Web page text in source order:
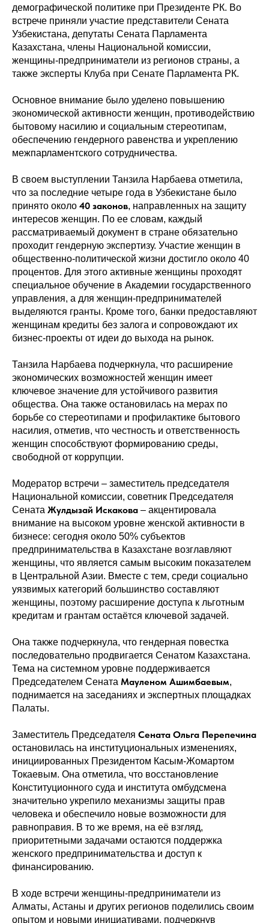
демографической политике при Президенте РК. Во
встрече приняли участие представители Сената
Узбекистана, депутаты Сената Парламента
Казахстана, члены Национальной комиссии,
женщины-предприниматели из регионов страны, а
также эксперты Клуба при Сенате Парламента РК.
Основное внимание было уделено повышению
экономической активности женщин, противодействию
бытовому насилию и социальным стереотипам,
обеспечению гендерного равенства и укреплению
межпарламентского сотрудничества.
В своем выступлении Танзила Нарбаева отметила,
что за последние четыре года в Узбекистане было
принято около 40 законов, направленных на защиту
интересов женщин. По ее словам, каждый
рассматриваемый документ в стране обязательно
проходит гендерную экспертизу. Участие женщин в
общественно-политической жизни достигло около 40
процентов. Для этого активные женщины проходят
специальное обучение в Академии государственного
управления, а для женщин-предпринимателей
выделяются гранты. Кроме того, банки предоставляют
женщинам кредиты без залога и сопровождают их
бизнес-проекты от идеи до выхода на рынок.
Танзила Нарбаева подчеркнула, что расширение
экономических возможностей женщин имеет
ключевое значение для устойчивого развития
общества. Она также остановилась на мерах по
борьбе со стереотипами и профилактике бытового
насилия, отметив, что честность и ответственность
женщин способствуют формированию среды,
свободной от коррупции.
Модератор встречи – заместитель председателя
Национальной комиссии, советник Председателя
Сената Жулдызай Искакова – акцентировала
внимание на высоком уровне женской активности в
бизнесе: сегодня около 50% субъектов
предпринимательства в Казахстане возглавляют
женщины, что является самым высоким показателем
в Центральной Азии. Вместе с тем, среди социально
уязвимых категорий большинство составляют
женщины, поэтому расширение доступа к льготным
кредитам и грантам остаётся ключевой задачей.
Она также подчеркнула, что гендерная повестка
последовательно продвигается Сенатом Казахстана.
Тема на системном уровне поддерживается
Председателем Сената Мауленом Ашимбаевым,
поднимается на заседаниях и экспертных площадках
Палаты.
Заместитель Председателя Сената Ольга Перепечина
остановилась на институциональных изменениях,
инициированных Президентом Касым-Жомартом
Токаевым. Она отметила, что восстановление
Конституционного суда и института омбудсмена
значительно укрепило механизмы защиты прав
человека и обеспечило новые возможности для
равноправия. В то же время, на её взгляд,
приоритетными задачами остаются поддержка
женского предпринимательства и доступ к
финансированию.
В ходе встречи женщины-предприниматели из
Алматы, Астаны и других регионов поделились своим
опытом и новыми инициативами, подчеркнув